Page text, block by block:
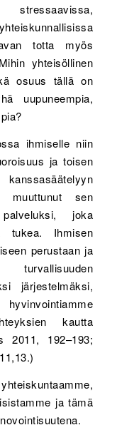
totta myös
yhteisöllinen
osuus tällä on
uupuneempia,
ihmiselle niin
ja toisen
muuttunut sen
joka
tukea. Ihmisen
perustaan ja
järjestelmäksi,
kautta
2011, 192–193;
ja tämä